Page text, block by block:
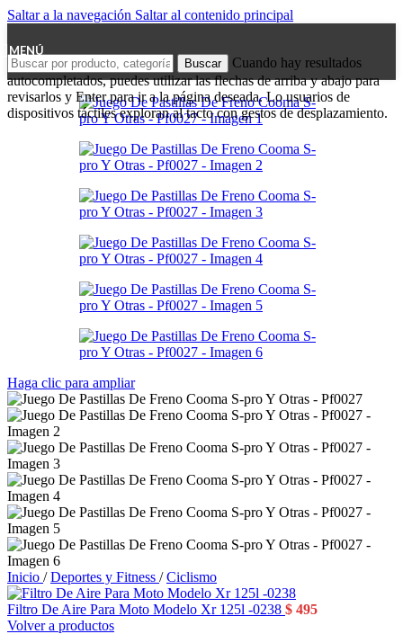
Saltar a la navegación Saltar al contenido principal
MENÚ
Buscar
Cuando hay resultados
autocompletados, puedes utilizar las flechas de arriba y abajo para
revisarlos y Enter para ir a la página deseada. Lo usuarios de
dispositivos táctiles exploran al tacto con gestos de desplazamiento.
Haga clic para ampliar
Inicio / Deportes y Fitness / Ciclismo
Filtro De Aire Para Moto Modelo Xr 125l -0238 $ 495
Volver a productos